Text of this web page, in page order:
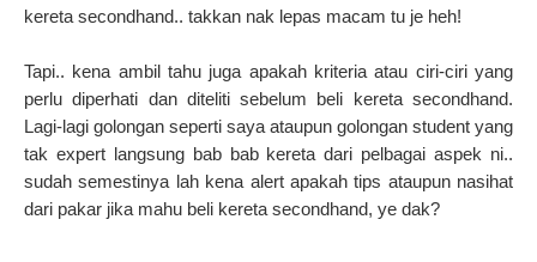
kereta secondhand.. takkan nak lepas macam tu je heh!
Tapi.. kena ambil tahu juga apakah kriteria atau ciri-ciri yang
perlu diperhati dan diteliti sebelum beli kereta secondhand.
Lagi-lagi golongan seperti saya ataupun golongan student yang
tak expert langsung bab bab kereta dari pelbagai aspek ni..
sudah semestinya lah kena alert apakah tips ataupun nasihat
dari pakar jika mahu beli kereta secondhand, ye dak?